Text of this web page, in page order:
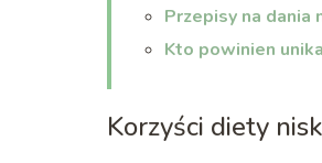
Przepisy na
Kto powinien
Korzyści diety